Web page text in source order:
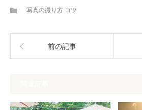
写真の撮り方 コツ
前の記事